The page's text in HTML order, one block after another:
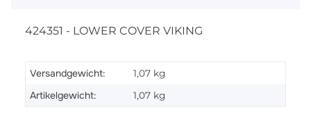
424351 - LOWER COVER VIKING
Versandgewicht: 1,07 kg
Artikelgewicht: 1,07 kg